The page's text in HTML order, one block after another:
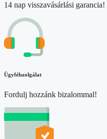
14 nap visszavásárlási garancia!
Ügyfélszolgálat
Fordulj hozzánk bizalommal!